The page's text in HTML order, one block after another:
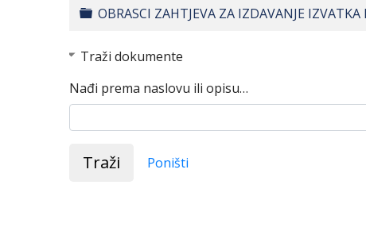
Folder
OBRASCI ZAHTJEVA ZA IZDAVANJE
Traži dokumente
Nađi prema naslovu ili opisu…
Traži Poništi